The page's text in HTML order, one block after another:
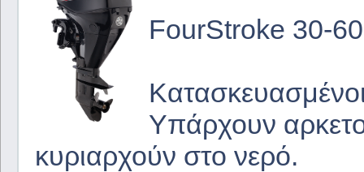
FourStroke 30-
Υπάρχουν
κυριαρχούν στο νερό.